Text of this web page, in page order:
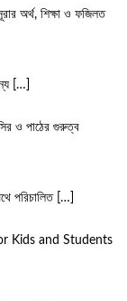
অর্থ, শিক্ষা ও ফজিলত
[…]
ও পাঠের গুরুত্ব
পরিচালিত […]
Kids and Students